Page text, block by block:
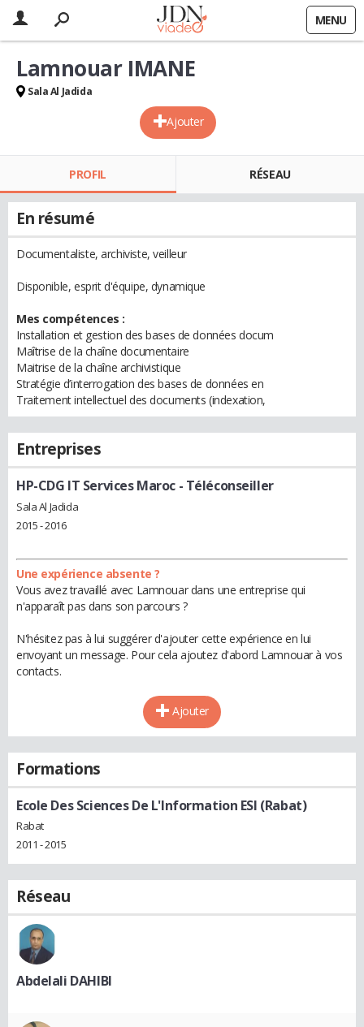
MENU
Ajouter
Lamnouar IMANE
Sala Al Jadida
PROFIL RÉSEAU
En résumé
Documentaliste, archiviste, veilleur
Disponible, esprit d'équipe, dynamique
Mes compétences :
Installation et gestion des bases de données docum
Maîtrise de la chaîne documentaire
Maitrise de la chaîne archivistique
Stratégie d’interrogation des bases de données en
Traitement intellectuel des documents (indexation,
Entreprises
HP-CDG IT Services Maroc- Téléconseiller
Sala Al Jadida
2015 - 2016
Une expérience absente ?
Vous avez travaillé avec Lamnouar dans une entreprise qui
n'apparaît pas dans son parcours ?
N'hésitez pas à lui suggérer d'ajouter cette expérience en lui
envoyant un message. Pour cela ajoutez d'abord Lamnouar à vos
contacts.
Ajouter
Formations
Ecole Des Sciences De L'Information ESI (Rabat)
Rabat
2011 - 2015
Réseau
Abdelali DAHIBI